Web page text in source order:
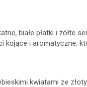
białe płatki i żółte
kojące i aromatyczne,
kwiatami ze